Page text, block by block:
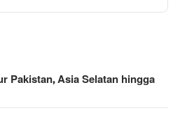
Pakistan, Asia Selatan hingga